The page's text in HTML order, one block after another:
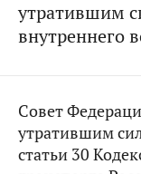
утратившим
внутреннего
Совет
утратившим
статьи 30